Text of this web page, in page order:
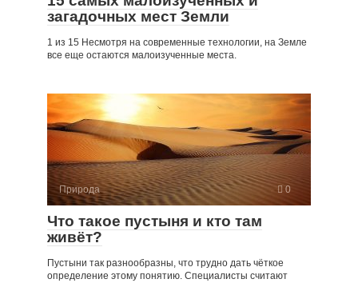
загадочных мест Земли
1 из 15 Несмотря на современные технологии, на Земле
все еще остаются малоизученные места.
Природа 0
Что такое пустыня и кто там
живёт?
Пустыни так разнообразны, что трудно дать чёткое
определение этому понятию. Специалисты считают